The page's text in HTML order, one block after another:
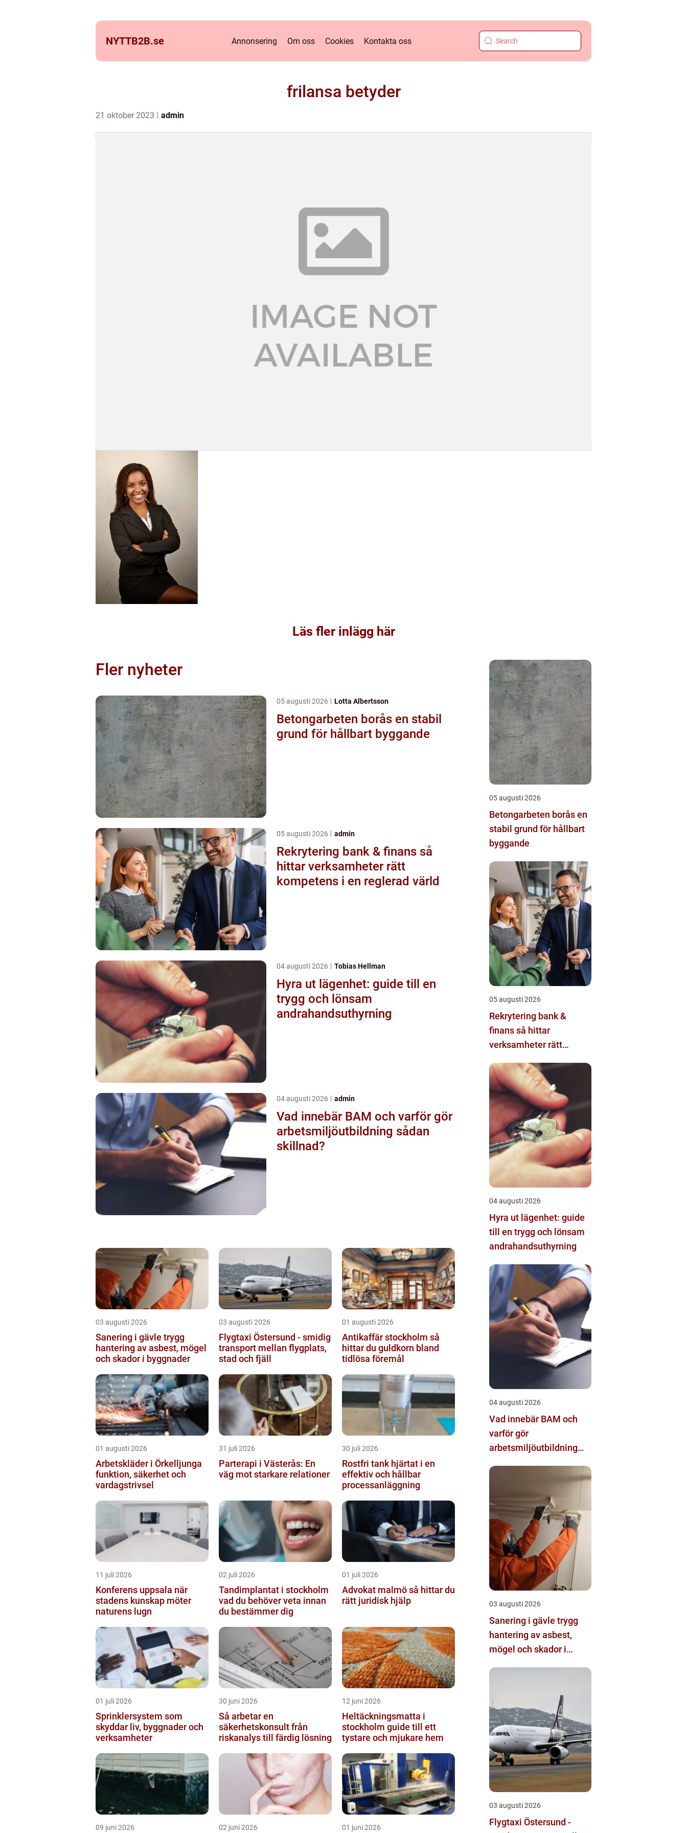
NYTTB2B.se Annonsering Om oss Cookies Kontakta oss
frilansa betyder
21 oktober 2023 admin
Läs fler inlägg här
Fler nyheter
05 augusti 2026 Lotta Albertsson
Betongarbeten borås en stabil
grund för hållbart byggande
05 augusti 2026 admin
Rekrytering bank & finans så
hittar verksamheter rätt
kompetens i en reglerad värld
04 augusti 2026 Tobias Hellman
Hyra ut lägenhet: guide till en
trygg och lönsam
andrahandsuthyrning
04 augusti 2026 admin
Vad innebär BAM och varför gör
arbetsmiljöutbildning sådan
skillnad?
03 augusti 2026
Sanering i gävle trygg
hantering av asbest, mögel
och skador i byggnader
03 augusti 2026
Flygtaxi Östersund - smidig
transport mellan flygplats,
stad och fjäll
01 augusti 2026
Antikaffär stockholm så
hittar du guldkorn bland
tidlösa föremål
01 augusti 2026
Arbetskläder i Örkelljunga
funktion, säkerhet och
vardagstrivsel
31 juli 2026
Parterapi i Västerås: En
väg mot starkare relationer
30 juli 2026
Rostfri tank hjärtat i en
effektiv och hållbar
processanläggning
11 juli 2026
Konferens uppsala när
stadens kunskap möter
naturens lugn
02 juli 2026
Tandimplantat i stockholm
vad du behöver veta innan
du bestämmer dig
01 juli 2026
Advokat malmö så hittar du
rätt juridisk hjälp
01 juli 2026
Sprinklersystem som
skyddar liv, byggnader och
verksamheter
30 juni 2026
Så arbetar en
säkerhetskonsult från
riskanalys till färdig lösning
12 juni 2026
Heltäckningsmatta i
stockholm guide till ett
tystare och mjukare hem
09 juni 2026 02 juni 2026 01 juni 2026
05 augusti 2026
Betongarbeten borås en
stabil grund för hållbart
byggande
05 augusti 2026
Rekrytering bank &
finans så hittar
verksamheter rätt
värld
04 augusti 2026
Hyra ut lägenhet: guide
till en trygg och lönsam
andrahandsuthyrning
04 augusti 2026
Vad innebär BAM och
varför gör
arbetsmiljöutbildning
03 augusti 2026
Sanering i gävle trygg
hantering av asbest,
mögel och skador i
03 augusti 2026
Flygtaxi Östersund -